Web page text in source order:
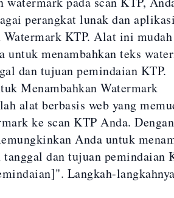
perangkat lunak dan
Watermark KTP. Alat ini
untuk menambahkan teks
dan tujuan pemindaian KTP.
Menambahkan Watermark
alat berbasis web yang
ke scan KTP Anda.
Anda untuk
tanggal dan tujuan
Langkah-